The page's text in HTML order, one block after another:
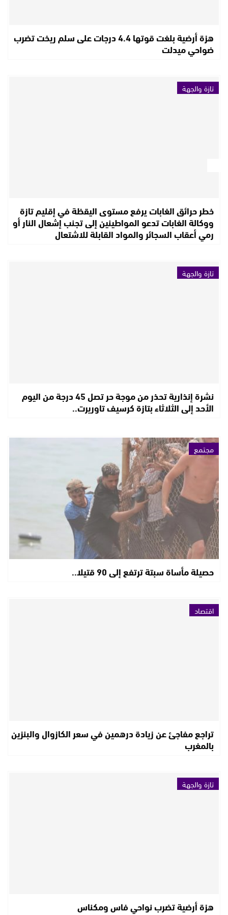
هزة أرضية بلغت قوتها 4.4 درجات على سلم ريخت تضرب
ضواحي ميدلت
تازة والجهة
خطر حرائق الغابات يرفع مستوى اليقظة في إقليم تازة
ووكالة الغابات تدعو المواطينين إلى تجنب إشعال النار أو
رمي أعقاب السجائر والمواد القابلة للاشتعال
تازة والجهة
نشرة إنذارية تحذر من موجة حر تصل 45 درجة من اليوم
الأحد إلى الثلاثاء بتازة كرسيف تاوريرت..
مجتمع
حصيلة مأساة سبتة ترتفع إلى 90 قتيلا..
اقتصاد
تراجع مفاجئ عن زيادة درهمين في سعر الكازوال والبنزين
بالمغرب
تازة والجهة
هزة أرضية تضرب نواحي فاس ومكناس